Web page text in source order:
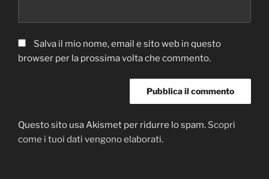
Salva il mio nome, email e sito web in questo
browser per la prossima volta che commento.
Questo sito usa Akismet per ridurre lo spam. Scopri
come i tuoi dati vengono elaborati.